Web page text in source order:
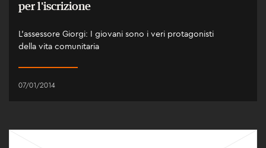
per l'iscrizione
L'assessore Giorgi: I giovani sono i veri protagonisti
della vita comunitaria
07/01/2014